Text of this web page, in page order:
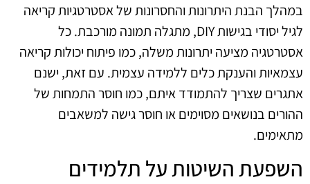
במהלך הבנת היתרונות והחסרונות של אסטרטגיות קריאה
לגיל יסודי בגישות DIY, מתגלה תמונה מורכבת. כל
אסטרטגיה מציעה יתרונות משלה, כמו פיתוח יכולות קריאה
עצמאיות והענקת כלים ללמידה עצמית. עם זאת, ישנם
אתגרים שצריך להתמודד איתם, כמו חוסר התמחות של
ההורים בנושאים מסוימים או חוסר גישה למשאבים
מתאימים.
השפעת השיטות על תלמידים